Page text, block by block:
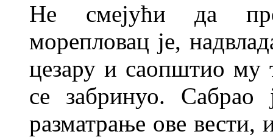
Не смејући да
морепловац је,
цезару и саопштио му
се забринуо.
разматрање ове